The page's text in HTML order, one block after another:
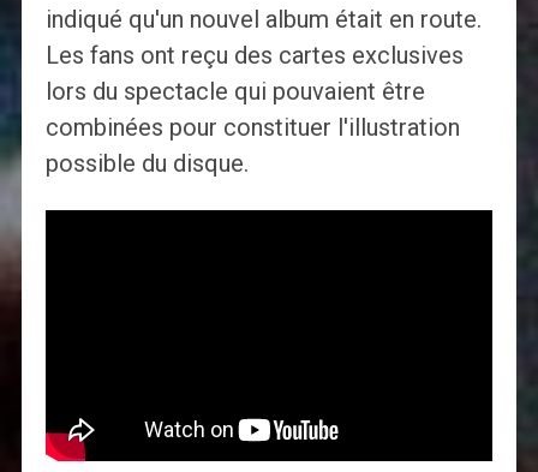
indiqué qu'un nouvel album était en route.
Les fans ont reçu des cartes exclusives
lors du spectacle qui pouvaient être
combinées pour constituer l'illustration
possible du disque.